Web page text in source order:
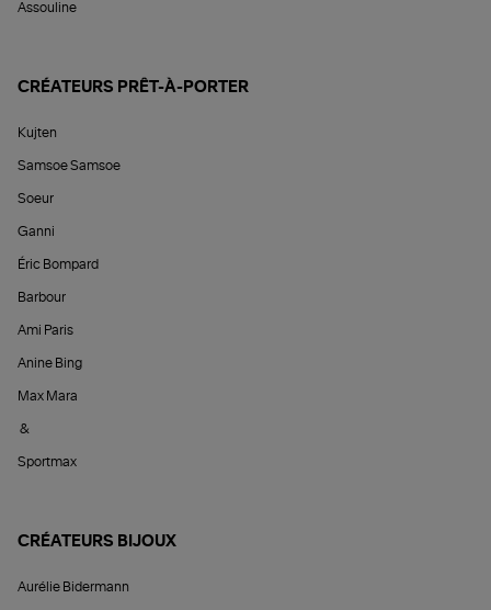
Assouline
CRÉATEURS PRÊT-À-PORTER
Kujten
Samsoe Samsoe
Soeur
Ganni
Éric Bompard
Barbour
Ami Paris
Anine Bing
Max Mara
&
Sportmax
CRÉATEURS BIJOUX
Aurélie Bidermann